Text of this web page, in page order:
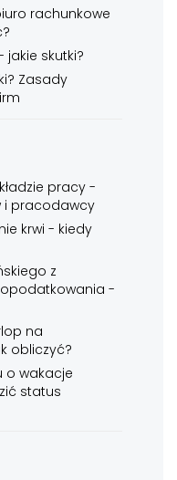
rachunkowe
jakie skutki?
Zasady
pracy -
i pracodawcy
krwi - kiedy
z
-
na
obliczyć?
o wakacje
status